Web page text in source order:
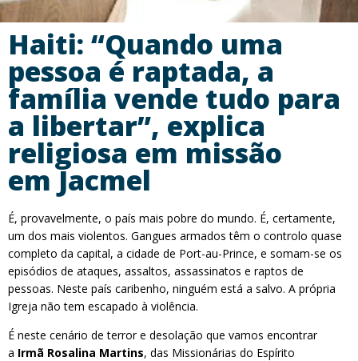
Haiti: “Quando uma
pessoa é raptada, a
família vende tudo para
a libertar”, explica
religiosa em missão
em Jacmel
É, provavelmente, o país mais pobre do mundo. É, certamente,
um dos mais violentos. Gangues armados têm o controlo quase
completo da capital, a cidade de Port-au-Prince, e somam-se os
episódios de ataques, assaltos, assassinatos e raptos de
pessoas. Neste país caribenho, ninguém está a salvo. A própria
Igreja não tem escapado à violência.
É neste cenário de terror e desolação que vamos encontrar
a Irmã Rosalina Martins, das Missionárias do Espírito